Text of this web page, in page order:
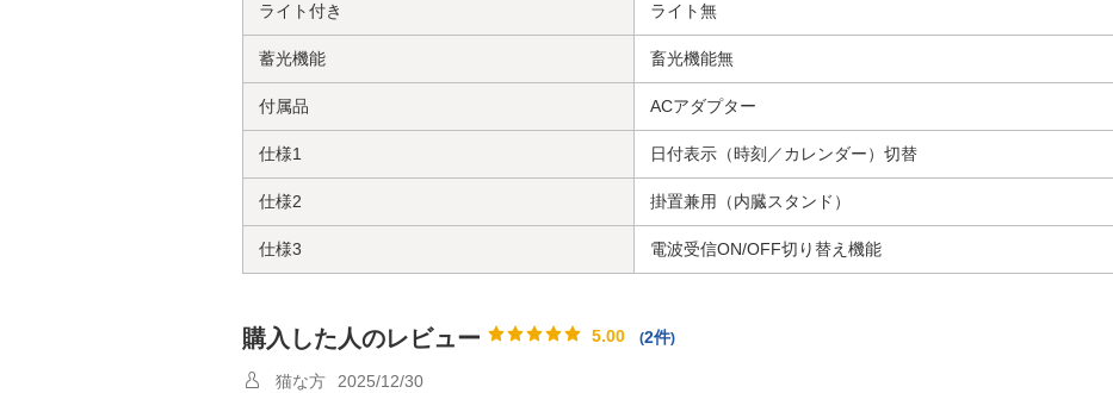
ライト付き ライト無
蓄光機能 畜光機能無
付属品 ACアダプター
仕様1 日付表示（時刻／カレンダー）切替
仕様2 掛置兼用（内臓スタンド）
仕様3 電波受信ON/OFF切り替え機能
購入した人のレビュー 5.00 (2件)
猫な方
2025/12/30